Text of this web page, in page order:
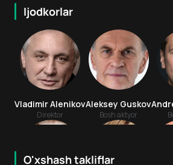
Ijodkorlar
Vladimir Alenikov
Direktor
Aleksey Guskov
Bosh aktyor
O'xshash takliflar
18 + 7.9